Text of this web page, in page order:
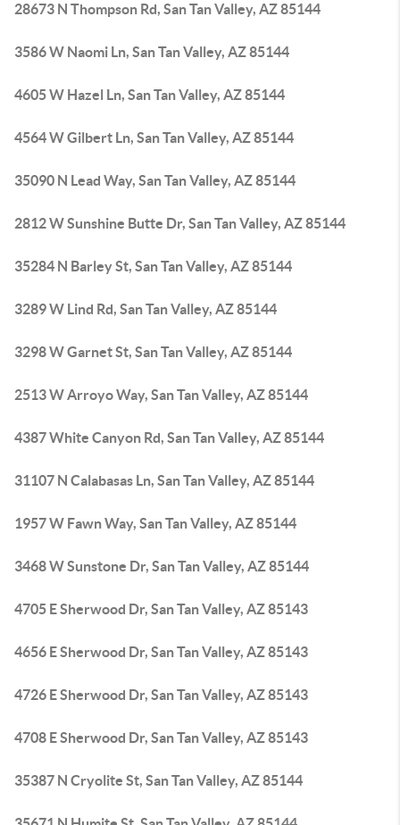
28673 N Thompson Rd, San Tan Valley, AZ 85144
3586 W Naomi Ln, San Tan Valley, AZ 85144
4605 W Hazel Ln, San Tan Valley, AZ 85144
4564 W Gilbert Ln, San Tan Valley, AZ 85144
35090 N Lead Way, San Tan Valley, AZ 85144
2812 W Sunshine Butte Dr, San Tan Valley, AZ 85144
35284 N Barley St, San Tan Valley, AZ 85144
3289 W Lind Rd, San Tan Valley, AZ 85144
3298 W Garnet St, San Tan Valley, AZ 85144
2513 W Arroyo Way, San Tan Valley, AZ 85144
4387 White Canyon Rd, San Tan Valley, AZ 85144
31107 N Calabasas Ln, San Tan Valley, AZ 85144
1957 W Fawn Way, San Tan Valley, AZ 85144
3468 W Sunstone Dr, San Tan Valley, AZ 85144
4705 E Sherwood Dr, San Tan Valley, AZ 85143
4656 E Sherwood Dr, San Tan Valley, AZ 85143
4726 E Sherwood Dr, San Tan Valley, AZ 85143
4708 E Sherwood Dr, San Tan Valley, AZ 85143
35387 N Cryolite St, San Tan Valley, AZ 85144